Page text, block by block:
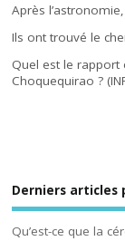
Après
Ils ont trouvé le
Quel est le rapport
Choquequirao ?
Derniers articles
Qu’est-ce que la